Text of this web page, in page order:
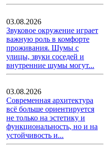
03.08.2026
Звуковое окружение играет
важную роль в комфорте
проживания. Шумы с
улицы, звуки соседей и
внутренние шумы могут...
03.08.2026
Современная архитектура
всё больше ориентируется
не только на эстетику и
функциональность, но и на
устойчивость и...